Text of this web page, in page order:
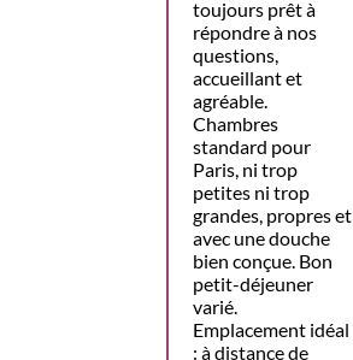
toujours prêt à
répondre à nos
questions,
accueillant et
agréable.
Chambres
standard pour
Paris, ni trop
petites ni trop
grandes, propres et
avec une douche
bien conçue. Bon
petit-déjeuner
varié.
Emplacement idéal
: à distance de